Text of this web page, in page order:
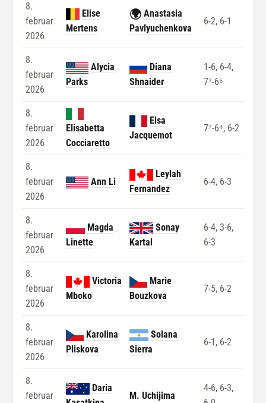
8.
februar
2026
Elise
Mertens
🌍 Anastasia
Pavlyuchenkova
6-2, 6-1
8.
februar
2026
Alycia
Parks
Diana
Shnaider
1-6, 6-4,
7⁷-6⁵
8.
februar
2026
Elisabetta
Cocciaretto
Elsa
Jacquemot
7⁷-6⁴, 6-2
8.
februar
2026
Ann Li
Leylah
Fernandez
6-4, 6-3
8.
februar
2026
Magda
Linette
Sonay
Kartal
6-4, 3-6,
6-3
8.
februar
2026
Victoria
Mboko
Marie
Bouzkova
7-5, 6-2
8.
februar
2026
Karolina
Pliskova
Solana
Sierra
6-1, 6-2
8.
februar
Daria
M. Uchijima
4-6, 6-3,